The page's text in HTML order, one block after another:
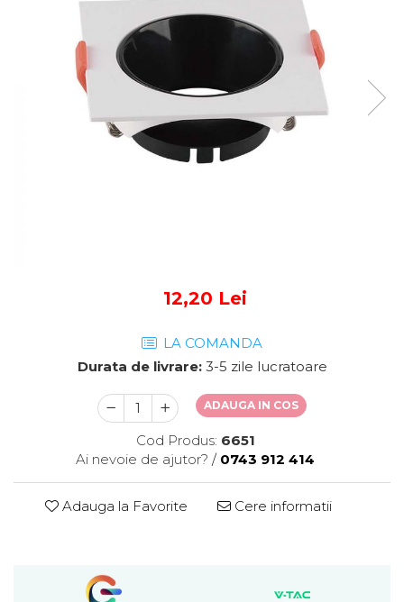
Tuburi LED
Lămpi de Birou
Oglinzi LED
12,20 Lei
LA COMANDA
Durata de livrare:3-5 zile lucratoare
ADAUGA IN COS
Cod Produs: 6651
Ai nevoie de ajutor? / 0743 912 414
Adauga la Favorite Cere informatii